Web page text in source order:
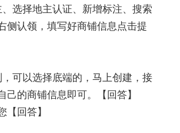
选择地主认证、新增标注、搜索
侧认领，填写好商铺信息点击提
可以选择底端的，马上创建，接
己的商铺信息即可。【回答】
回答】